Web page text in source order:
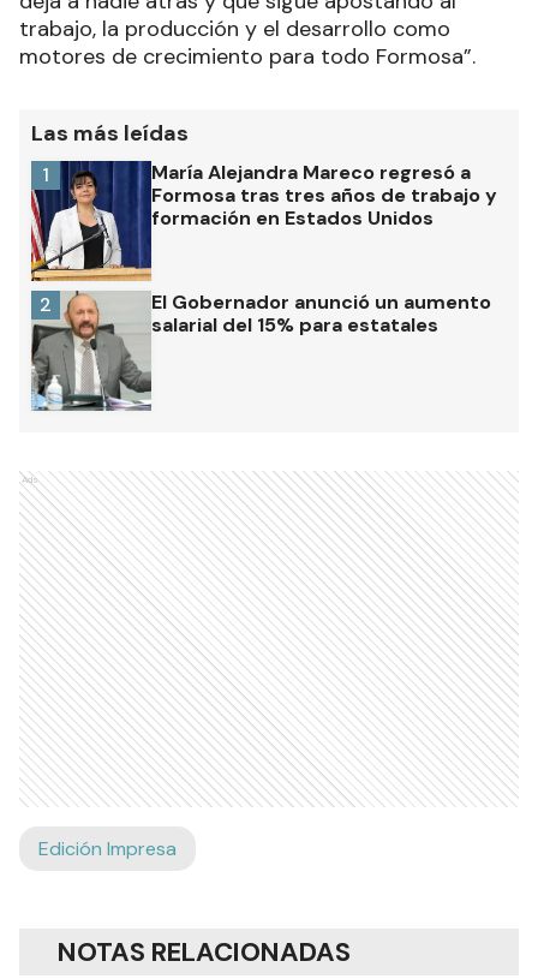
trabajo, la producción y el desarrollo como
motores de crecimiento para todo Formosa”.
Las más leídas
María Alejandra Mareco regresó a
Formosa tras tres años de trabajo y
formación en Estados Unidos
1
El Gobernador anunció un aumento
salarial del 15% para estatales
2
Ads
Edición Impresa
NOTAS RELACIONADAS